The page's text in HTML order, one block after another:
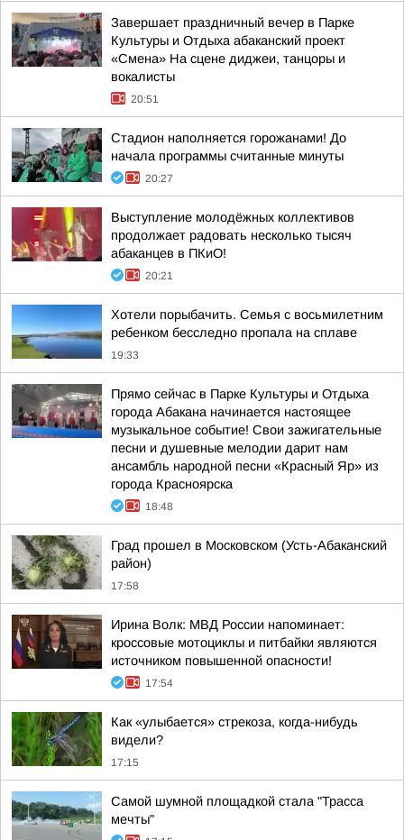
Завершает праздничный вечер в Парке
Культуры и Отдыха абаканский проект
«Смена» На сцене диджеи, танцоры и
вокалисты
20:51
Стадион наполняется горожанами! До
начала программы считанные минуты
20:27
Выступление молодёжных коллективов
продолжает радовать несколько тысяч
абаканцев в ПКиО!
20:21
Хотели порыбачить. Семья с восьмилетним
ребенком бесследно пропала на сплаве
19:33
Прямо сейчас в Парке Культуры и Отдыха
города Абакана начинается настоящее
музыкальное событие! Свои зажигательные
песни и душевные мелодии дарит нам
ансамбль народной песни «Красный Яр» из
города Красноярска
18:48
Град прошел в Московском (Усть-Абаканский
район)
17:58
Ирина Волк: МВД России напоминает:
кроссовые мотоциклы и питбайки являются
источником повышенной опасности!
17:54
Как «улыбается» стрекоза, когда-нибудь
видели?
17:15
Самой шумной площадкой стала "Трасса
мечты"